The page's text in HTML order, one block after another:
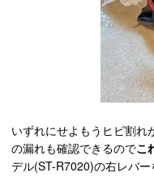
いずれにせよもうヒビ割れ
の漏れも確認できるのでこ
デル(ST-R7020)の右レバー